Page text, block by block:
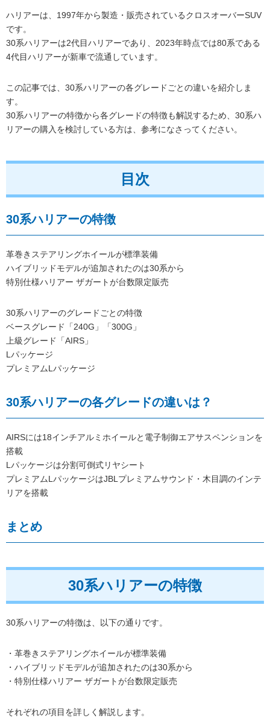
ハリアーは、1997年から製造・販売されているクロスオーバーSUV
です。
30系ハリアーは2代目ハリアーであり、2023年時点では80系である
4代目ハリアーが新車で流通しています。
この記事では、30系ハリアーの各グレードごとの違いを紹介しま
す。
30系ハリアーの特徴から各グレードの特徴も解説するため、30系ハ
リアーの購入を検討している方は、参考になさってください。
目次
30系ハリアーの特徴
革巻きステアリングホイールが標準装備
ハイブリッドモデルが追加されたのは30系から
特別仕様ハリアー ザガートが台数限定販売
30系ハリアーのグレードごとの特徴
ベースグレード「240G」「300G」
上級グレード「AIRS」
Lパッケージ
プレミアムLパッケージ
30系ハリアーの各グレードの違いは？
AIRSには18インチアルミホイールと電子制御エアサスペンションを
搭載
Lパッケージは分割可倒式リヤシート
プレミアムLパッケージはJBLプレミアムサウンド・木目調のインテ
リアを搭載
まとめ
30系ハリアーの特徴
30系ハリアーの特徴は、以下の通りです。
・革巻きステアリングホイールが標準装備
・ハイブリッドモデルが追加されたのは30系から
・特別仕様ハリアー ザガートが台数限定販売
それぞれの項目を詳しく解説します。